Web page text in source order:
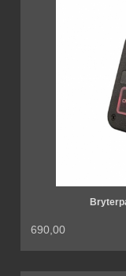
690,00